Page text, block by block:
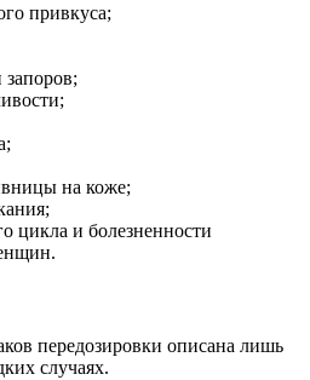
привкуса;
на коже;
цикла и болезненности
передозировки описана лишь
случаях.